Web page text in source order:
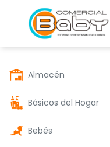
Almacén
Básicos del Hogar
Bebés